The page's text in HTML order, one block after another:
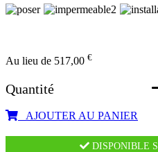
Au lieu de 517,00 €
Quantité
AJOUTER AU PANIER
DISPONIBLE